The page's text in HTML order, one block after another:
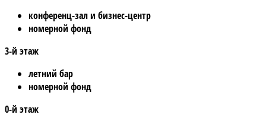
конференц-зал и бизнес-центр
номерной фонд
3-й этаж
летний бар
номерной фонд
0-й этаж